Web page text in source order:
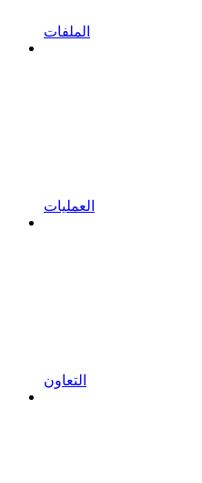
الملفات
العمليات
التعاون